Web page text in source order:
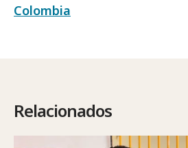
Colombia
Relacionados